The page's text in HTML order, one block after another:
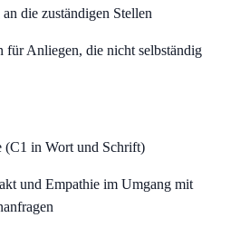
die zuständigen Stellen
Anliegen, die nicht selbständig
(C1 in Wort und Schrift)
und Empathie im Umgang mit